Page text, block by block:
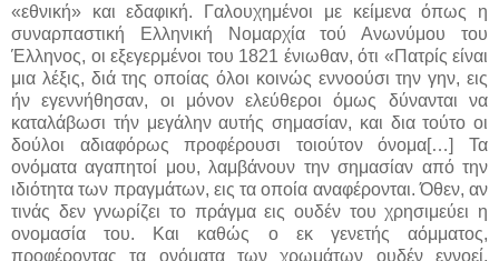
«εθνική» και εδαφική. Γαλουχημένοι με κείμενα όπως η
συναρπαστική Ελληνική Νομαρχία τού Ανωνύμου του
Έλληνος, οι εξεγερμένοι του 1821 ένιωθαν, ότι «Πατρίς είναι
μια λέξις, διά της οποίας όλοι κοινώς εννοούσι την γην, εις
ήν εγεννήθησαν, οι μόνον ελεύθεροι όμως δύνανται να
καταλάβωσι τήν μεγάλην αυτής σημασίαν, και δια τούτο οι
δούλοι αδιαφόρως προφέρουσι τοιούτον όνομα[…] Τα
ονόματα αγαπητοί μου, λαμβάνουν την σημασίαν από την
ιδιότητα των πραγμάτων, εις τα οποία αναφέρονται. Όθεν, αν
τινάς δεν γνωρίζει το πράγμα εις ουδέν του χρησιμεύει η
ονομασία του. Και καθώς ο εκ γενετής αόμματος,
προφέροντας τα ονόματα των χρωμάτων ουδέν εννοεί,